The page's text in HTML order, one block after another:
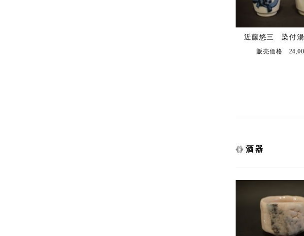
近藤悠三 染付
販売価格
酒器